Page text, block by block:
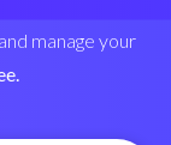
manage your